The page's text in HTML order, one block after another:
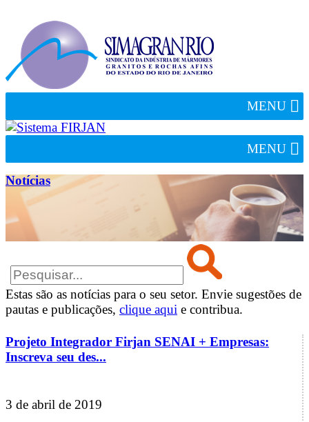
MENU
MENU
Notícias
Estas são as notícias para o seu setor. Envie sugestões de
pautas e publicações, clique aqui e contribua.
Projeto Integrador Firjan SENAI + Empresas:
Inscreva seu des...
3 de abril de 2019